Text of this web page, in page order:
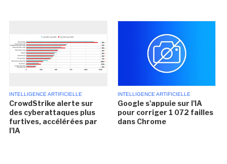
INTELLIGENCE ARTIFICIELLE
CrowdStrike alerte sur
des cyberattaques plus
furtives, accélérées par
l'IA
INTELLIGENCE ARTIFICIELLE
Google s'appuie sur l'IA
pour corriger 1 072 failles
dans Chrome